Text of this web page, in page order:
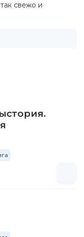
свежо и